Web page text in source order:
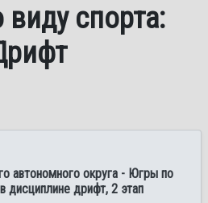
виду спорта:
автономного округа - Югры по
в дисциплине дрифт, 2 этап